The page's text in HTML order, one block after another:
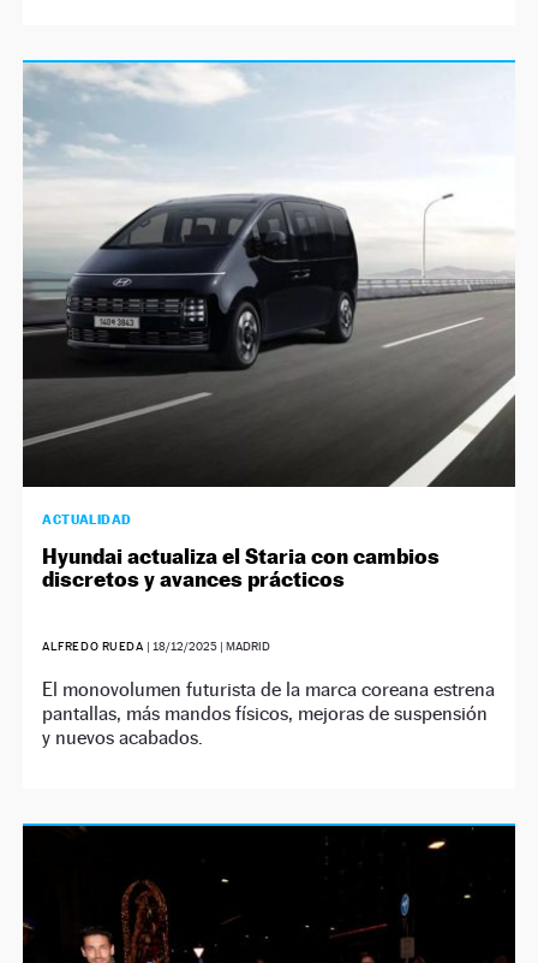
ACTUALIDAD
Hyundai actualiza el Staria con cambios
discretos y avances prácticos
ALFREDO RUEDA | 18/12/2025 | MADRID
El monovolumen futurista de la marca coreana estrena
pantallas, más mandos físicos, mejoras de suspensión
y nuevos acabados.